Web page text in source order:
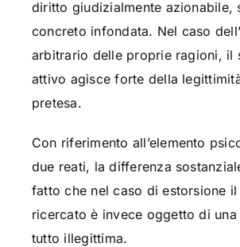
diritto giudizialmente azionabile,
concreto infondata. Nel caso
arbitrario delle proprie ragioni, il
attivo agisce forte della
pretesa.
Con riferimento all’elemento
due reati, la differenza
fatto che nel caso di estorsione
ricercato è invece oggetto di una
tutto illegittima.